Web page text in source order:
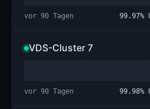
vor 90 Tagen 99.97%
VDS-Cluster 7
vor 90 Tagen 99.98%